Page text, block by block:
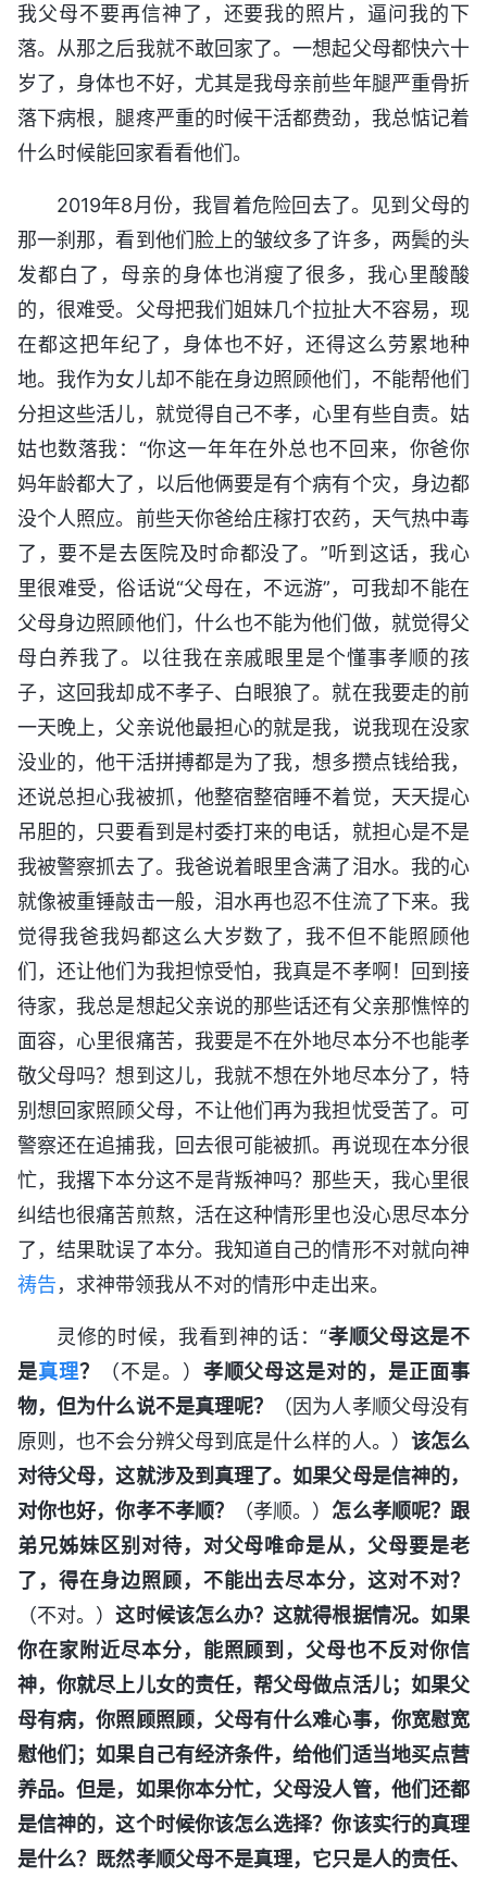
我父母不要再信神了，还要我的照片，逼问我的下
落。从那之后我就不敢回家了。一想起父母都快六十
岁了，身体也不好，尤其是我母亲前些年腿严重骨折
落下病根，腿疼严重的时候干活都费劲，我总惦记着
什么时候能回家看看他们。
2019年8月份，我冒着危险回去了。见到父母的
那一刹那，看到他们脸上的皱纹多了许多，两鬓的头
发都白了，母亲的身体也消瘦了很多，我心里酸酸
的，很难受。父母把我们姐妹几个拉扯大不容易，现
在都这把年纪了，身体也不好，还得这么劳累地种
地。我作为女儿却不能在身边照顾他们，不能帮他们
分担这些活儿，就觉得自己不孝，心里有些自责。姑
姑也数落我：“你这一年年在外总也不回来，你爸你
妈年龄都大了，以后他俩要是有个病有个灾，身边都
没个人照应。前些天你爸给庄稼打农药，天气热中毒
了，要不是去医院及时命都没了。”听到这话，我心
里很难受，俗话说“父母在，不远游”，可我却不能在
父母身边照顾他们，什么也不能为他们做，就觉得父
母白养我了。以往我在亲戚眼里是个懂事孝顺的孩
子，这回我却成不孝子、白眼狼了。就在我要走的前
一天晚上，父亲说他最担心的就是我，说我现在没家
没业的，他干活拼搏都是为了我，想多攒点钱给我，
还说总担心我被抓，他整宿整宿睡不着觉，天天提心
吊胆的，只要看到是村委打来的电话，就担心是不是
我被警察抓去了。我爸说着眼里含满了泪水。我的心
就像被重锤敲击一般，泪水再也忍不住流了下来。我
觉得我爸我妈都这么大岁数了，我不但不能照顾他
们，还让他们为我担惊受怕，我真是不孝啊！回到接
待家，我总是想起父亲说的那些话还有父亲那憔悴的
面容，心里很痛苦，我要是不在外地尽本分不也能孝
敬父母吗？想到这儿，我就不想在外地尽本分了，特
别想回家照顾父母，不让他们再为我担忧受苦了。可
警察还在追捕我，回去很可能被抓。再说现在本分很
忙，我撂下本分这不是背叛神吗？那些天，我心里很
纠结也很痛苦煎熬，活在这种情形里也没心思尽本分
了，结果耽误了本分。我知道自己的情形不对就向神
祷告，求神带领我从不对的情形中走出来。
灵修的时候，我看到神的话：“孝顺父母这是不
是真理？ （不是。） 孝顺父母这是对的，是正面事
物，但为什么说不是真理呢？
（因为人孝顺父母没有
原则，也不会分辨父母到底是什么样的人。） 该怎么
对待父母，这就涉及到真理了。如果父母是信神的，
对你也好，你孝不孝顺？
（孝顺。） 怎么孝顺呢？跟
弟兄姊妹区别对待，对父母唯命是从，父母要是老
了，得在身边照顾，不能出去尽本分，这对不对？
（不对。）这时候该怎么办？这就得根据情况。如果
你在家附近尽本分，能照顾到，父母也不反对你信
神，你就尽上儿女的责任，帮父母做点活儿；如果父
母有病，你照顾照顾，父母有什么难心事，你宽慰宽
慰他们；如果自己有经济条件，给他们适当地买点营
养品。但是，如果你本分忙，父母没人管，他们还都
是信神的，这个时候你该怎么选择？你该实行的真理
是什么？既然孝顺父母不是真理，它只是人的责任、